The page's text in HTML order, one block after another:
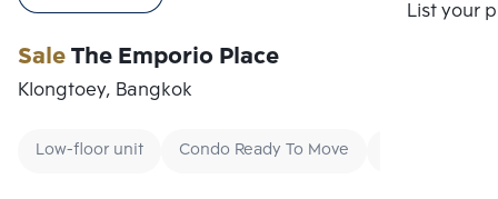
List your
SaleThe Emporio Place
Klongtoey, Bangkok
Low-floor unit Condo Ready To Move